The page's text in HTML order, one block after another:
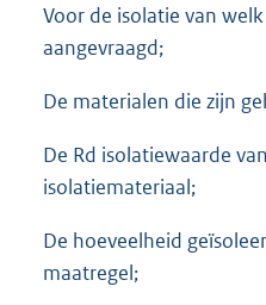
Voor de isolatie van welk
aangevraagd;
De materialen die zijn
De Rd isolatiewaarde
isolatiemateriaal;
De hoeveelheid
maatregel;